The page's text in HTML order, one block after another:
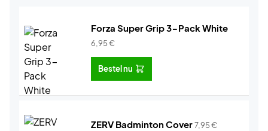
Forza Super Grip 3-Pack White
6,95€
Bestel nu
ZERV Badminton Cover7,95€